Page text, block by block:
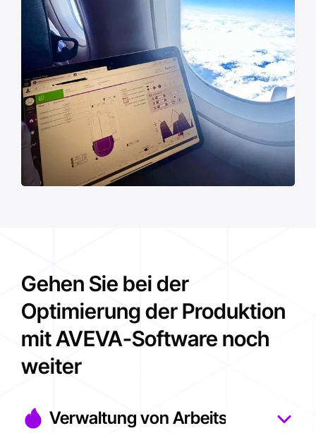
Gehen Sie bei der
Optimierung der Produktion
mit AVEVA-Software noch
weiter